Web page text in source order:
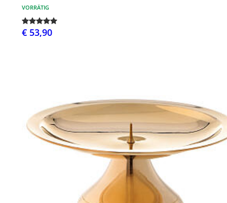
VORRÄTIG
€ 53,90